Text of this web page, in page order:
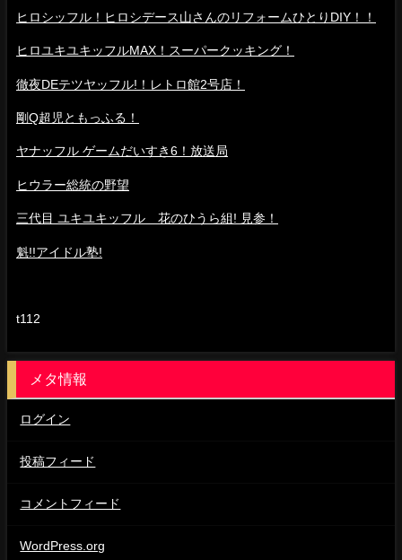
ヒロシッフル！ヒロシデース山さんのリフォームひとりDIY！！
ヒロユキユキッフルMAX！スーパークッキング！
徹夜DEテツヤッフル!！レトロ館2号店！
剛Q超児ともっふる！
ヤナッフル ゲームだいすき6！放送局
ヒウラー総統の野望
三代目 ユキユキッフル 花のひうら組! 見参！
魁!!アイドル塾!
t112
メタ情報
ログイン
投稿フィード
コメントフィード
WordPress.org